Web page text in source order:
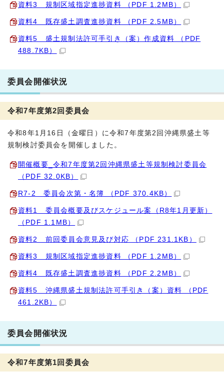
資料3 規制区域指定進捗資料 （PDF 1.2MB）
資料4 既存盛土調査進捗資料 （PDF 2.5MB）
資料5 盛土規制法許可手引き（案）作成資料 （PDF
488.7KB）
委員会開催状況
令和7年度第2回委員会
令和8年1月16日（金曜日）に令和7年度第2回沖縄県盛土等
規制検討委員会を開催しました。
開催概要_令和7年度第2回沖縄県盛土等規制検討委員会
（PDF 32.0KB）
R7-2 委員会次第・名簿 （PDF 370.4KB）
資料1 委員会概要及びスケジュール案（R8年1月更新）
（PDF 1.1MB）
資料2 前回委員会意見及び対応 （PDF 231.1KB）
資料3 規制区域指定進捗資料 （PDF 1.2MB）
資料4 既存盛土調査進捗資料 （PDF 2.2MB）
資料5 沖縄県盛土規制法許可手引き（案）資料 （PDF
461.2KB）
委員会開催状況
令和7年度第1回委員会